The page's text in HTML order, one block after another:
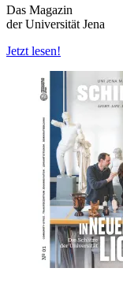
Das Magazin
der Universität Jena
Jetzt lesen!